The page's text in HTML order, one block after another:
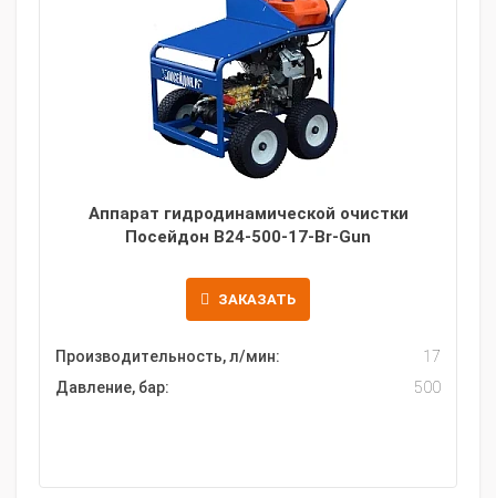
Аппарат гидродинамической очистки
Посейдон B24-500-17-Br-Gun
ЗАКАЗАТЬ
Производительность, л/мин:
17
Давление, бар:
500